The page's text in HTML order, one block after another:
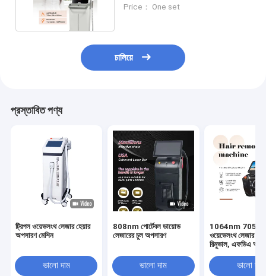
Price： One set
চালিয়ে
প্রস্তাবিত পণ্য
ট্রিপল ওয়েভলংথ লেজার হেয়ার
অপসারণ মেশিন
ভালো দাম
808nm পোর্টেবল ডায়োড
লেজারের চুল অপসারণ
ভালো দাম
1064nm 705nm
ওয়েভেলংথ লেজার
রিমুভাল, এফডিএ
ভালো দাম